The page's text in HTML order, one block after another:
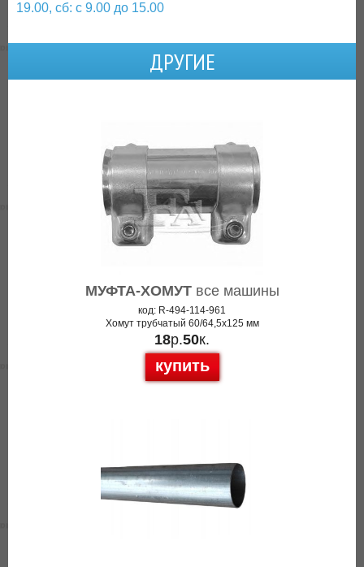
19.00, сб: с 9.00 до 15.00
ДРУГИЕ
МУФТА-ХОМУТвсе машины
код: R-494-114-961
Хомут трубчатый 60/64,5x125 мм
18р.50к.
купить